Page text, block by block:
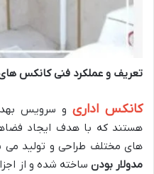
تعریف و عملکرد فنی کانکس
کانکس اداری و سرویس
هستند که با هدف ایجاد
های مختلف طراحی و تولید
مدولار بودن ساخته شده و از